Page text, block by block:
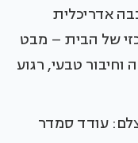
אדריכלית
של הבית – מבט
טבעי, רגוע
עודד סמדר